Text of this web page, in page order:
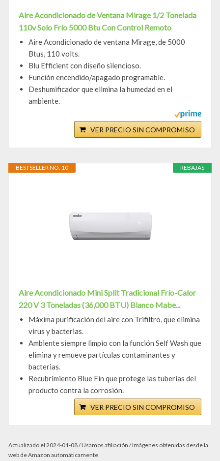
Aire Acondicionado de Ventana Mirage 1/2 Tonelada
110v Solo Frío 5000 Btu Con Control Remoto
Aire Acondicionado de ventana Mirage, de 5000
Btus, 110 volts.
Blu Efficient con diseño silencioso.
Función encendido/apagado programable.
Deshumificador que elimina la humedad en el
ambiente.
VER PRECIO SIN COMPROMISO
REBAJAS
BESTSELLER NO. 10
Aire Acondicionado Mini Split Tradicional Frío-Calor
220 V 3 Toneladas (36,000 BTU) Blanco Mabe...
Máxima purificación del aire con Trifiltro, que elimina
virus y bacterias.
Ambiente siempre limpio con la función Self Wash que
elimina y remueve partículas contaminantes y
bacterias.
Recubrimiento Blue Fin que protege las tuberías del
producto contra la corrosión.
VER PRECIO SIN COMPROMISO
Actualizado el 2024-01-08 / Usamos afiliación / Imágenes obtenidas desde la
web de Amazon automáticamente